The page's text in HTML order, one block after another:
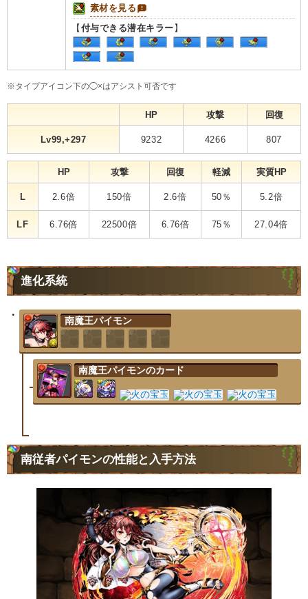
素材を見る
【 付与できる潜在キラー 】
※タイプアイコン下の◯×はアシスト可否です
HP 攻撃 回復
Lv99,+297 9232 4266 807
HP 攻撃 回復 軽減 実質HP
L 2.6倍 150倍 2.6倍 50％ 5.2倍
LF 6.76倍 22500倍 6.76倍 75％ 27.04倍
進化系統
南魔王パイモン
南魔王パイモンのカード
南従者パイモンの性能と入手方法